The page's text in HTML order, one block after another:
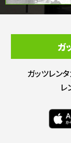
ガ
ガッツレン
レ